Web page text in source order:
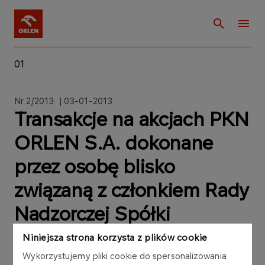
Niniejsza strona korzysta z plików cookie
Wykorzystujemy pliki cookie do spersonalizowania
01
Nr 2/2013 | 03-01-2013
Transakcje na akcjach PKN
ORLEN S.A. dokonane
przez osobę blisko
związaną z członkiem Rady
Nadzorczej Spółki